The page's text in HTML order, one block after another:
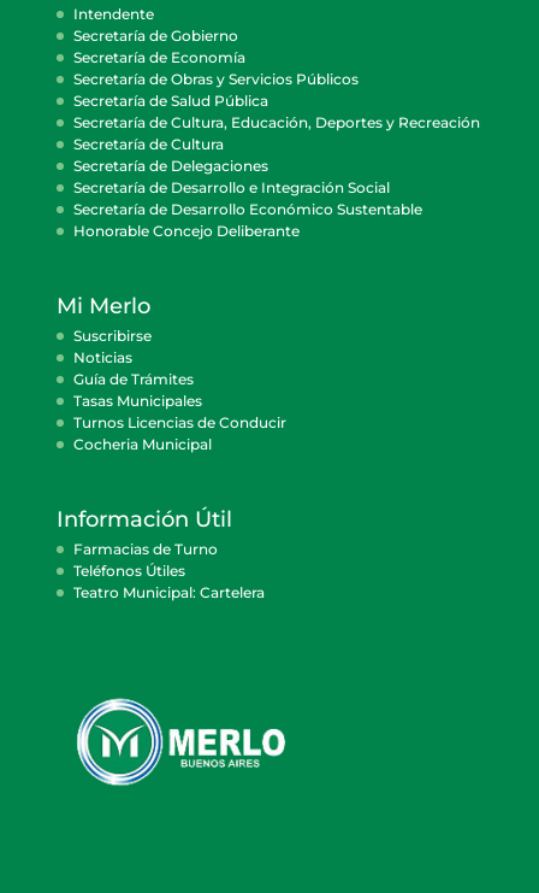
Intendente
Secretaría de Gobierno
Secretaría de Economía
Secretaría de Obras y Servicios Públicos
Secretaría de Salud Pública
Secretaría de Cultura, Educación, Deportes y Recreación
Secretaría de Cultura
Secretaría de Delegaciones
Secretaría de Desarrollo e Integración Social
Secretaría de Desarrollo Económico Sustentable
Honorable Concejo Deliberante
Mi Merlo
Suscribirse
Noticias
Guía de Trámites
Tasas Municipales
Turnos Licencias de Conducir
Cocheria Municipal
Información Útil
Farmacias de Turno
Teléfonos Útiles
Teatro Municipal: Cartelera